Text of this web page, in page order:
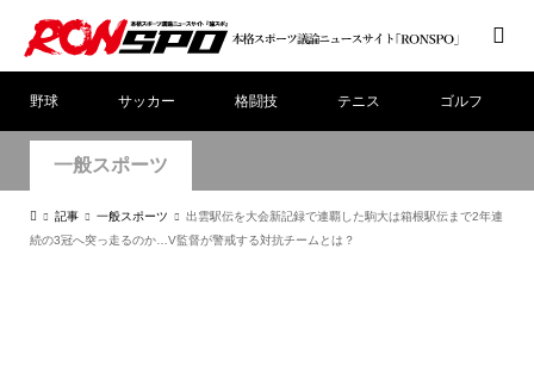
野球 サッカー 格闘技 テニス ゴルフ
一般スポーツ
記事 一般スポーツ
出雲駅伝を大会新記録で連覇した駒大は箱根駅伝まで2年連
続の3冠へ突っ走るのか…V監督が警戒する対抗チームとは？